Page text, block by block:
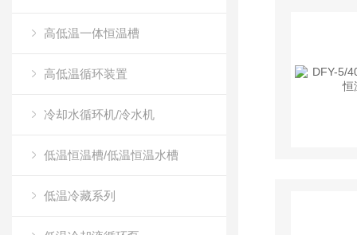
高低温一体恒温槽
高低温循环装置
冷却水循环机/冷水机
低温恒温槽/低温恒温水槽
低温冷藏系列